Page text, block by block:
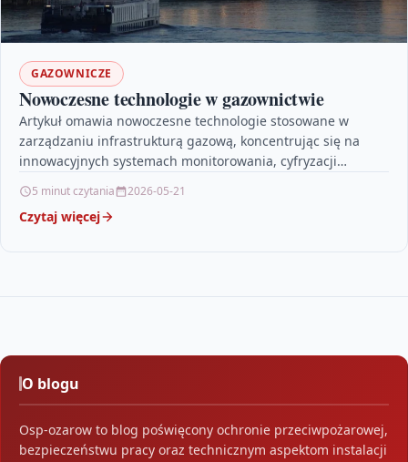
GAZOWNICZE
Nowoczesne technologie w gazownictwie
Artykuł omawia nowoczesne technologie stosowane w
zarządzaniu infrastrukturą gazową, koncentrując się na
innowacyjnych systemach monitorowania, cyfryzacji
dzięki…
5 minut czytania 2026-05-21
Czytaj więcej
O blogu
Osp-ozarow to blog poświęcony ochronie przeciwpożarowej,
bezpieczeństwu pracy oraz technicznym aspektom instalacji